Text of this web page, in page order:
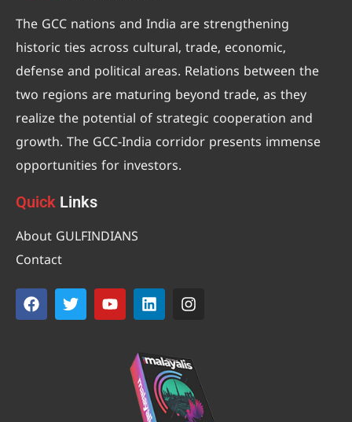
The GCC nations and India are strengthening
historic ties across cultural, trade, economic,
defense and political areas. Relations between the
two regions are maturing beyond trade, as they
realize the potential of strategic cooperation and
growth. The GCC-India corridor presents immense
opportunities for investors.
Quick Links
About GULFINDIANS
Contact